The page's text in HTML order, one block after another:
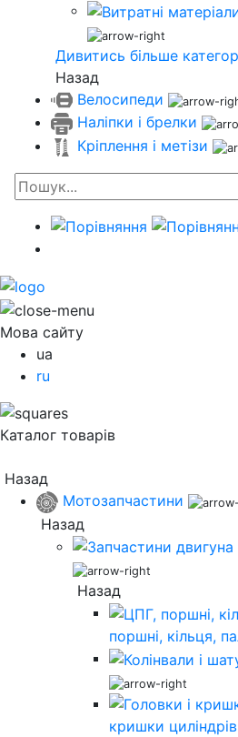
Дивитись більше
Назад
Велосипеди
Наліпки і брелки
Кріплення і метізи
Мова сайту
ua
ru
Каталог товарів
Назад
Мотозапчастини
Назад
Назад
поршні, кільця,
кришки циліндрів